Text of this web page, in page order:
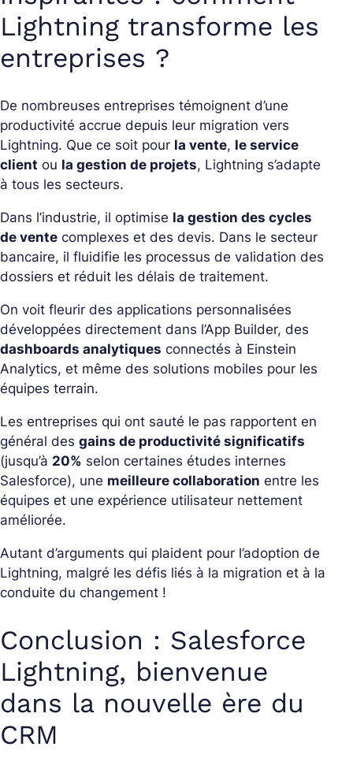
Lightning transforme les
entreprises ?
De nombreuses entreprises témoignent d’une
productivité accrue depuis leur migration vers
Lightning. Que ce soit pour la vente, le service
client ou la gestion de projets, Lightning s’adapte
à tous les secteurs.
Dans l’industrie, il optimise la gestion des cycles
de vente complexes et des devis. Dans le secteur
bancaire, il fluidifie les processus de validation des
dossiers et réduit les délais de traitement.
On voit fleurir des applications personnalisées
développées directement dans l’App Builder, des
dashboards analytiques connectés à Einstein
Analytics, et même des solutions mobiles pour les
équipes terrain.
Les entreprises qui ont sauté le pas rapportent en
général des gains de productivité significatifs
(jusqu’à 20% selon certaines études internes
Salesforce), une meilleure collaboration entre les
équipes et une expérience utilisateur nettement
améliorée.
Autant d’arguments qui plaident pour l’adoption de
Lightning, malgré les défis liés à la migration et à la
conduite du changement !
Conclusion : Salesforce
Lightning, bienvenue
dans la nouvelle ère du
CRM